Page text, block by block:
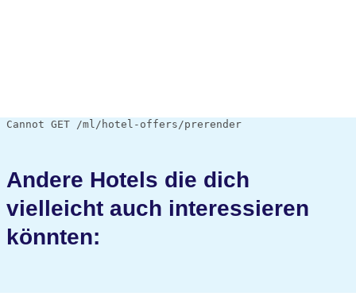
Cannot GET /ml/hotel-offers/prerender
Andere Hotels die dich
vielleicht auch interessieren
könnten: